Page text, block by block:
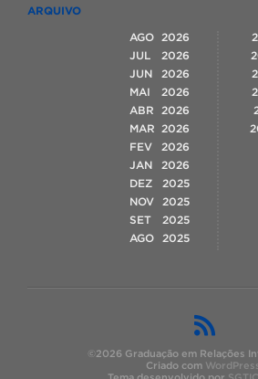
ARQUIVO
AGO
2026
JUL
2026
JUN
2026
MAI
2026
ABR
2026
MAR
2026
FEV
2026
JAN
2026
DEZ
2025
NOV
2025
SET
2025
AGO
2025
©2026 Graduação em Relações
Criado com
Tema desenvolvido por